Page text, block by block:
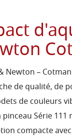
Newton –
de qualité, de
de couleurs
Série 111
compacte